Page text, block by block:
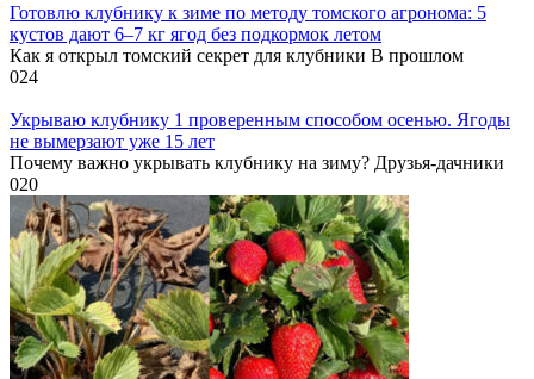
Готовлю клубнику к зиме по методу томского агронома: 5
кустов дают 6–7 кг ягод без подкормок летом
Как я открыл томский секрет для клубники В прошлом
024
Укрываю клубнику 1 проверенным способом осенью. Ягоды
не вымерзают уже 15 лет
Почему важно укрывать клубнику на зиму? Друзья-дачники
020